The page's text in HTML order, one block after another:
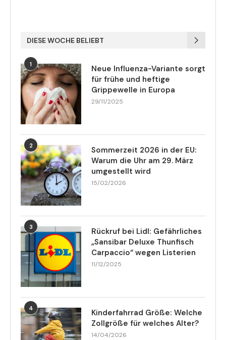
DIESE WOCHE BELIEBT
1
Neue Influenza-Variante sorgt
für frühe und heftige
Grippewelle in Europa
29/11/2025
2
Sommerzeit 2026 in der EU:
Warum die Uhr am 29. März
umgestellt wird
15/02/2026
3
Rückruf bei Lidl: Gefährliches
„Sansibar Deluxe Thunfisch
Carpaccio“ wegen Listerien
11/12/2025
4
Kinderfahrrad Größe: Welche
Zollgröße für welches Alter?
14/04/2026